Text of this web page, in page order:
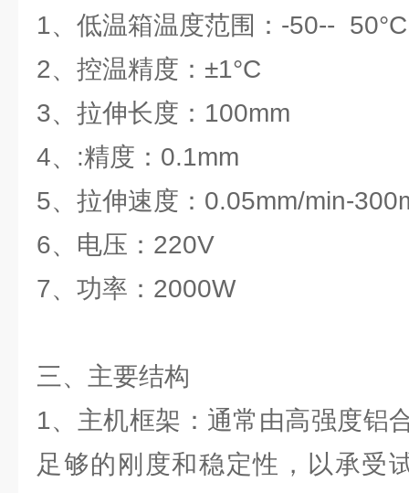
1、低温箱温度范围：-50--
2、控温精度：±1°C
3、拉伸长度：100mm
4、:精度：0.1mm
5、拉伸速度：0.05mm/min-
6、电压：220V
7、功率：2000W
三、主要结构
1、主机框架：通常由高强度铝
足够的刚度和稳定性，以承受